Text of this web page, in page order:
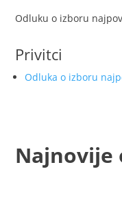
Odluku o izboru
Privitci
Odluka o izboru
Najnovije